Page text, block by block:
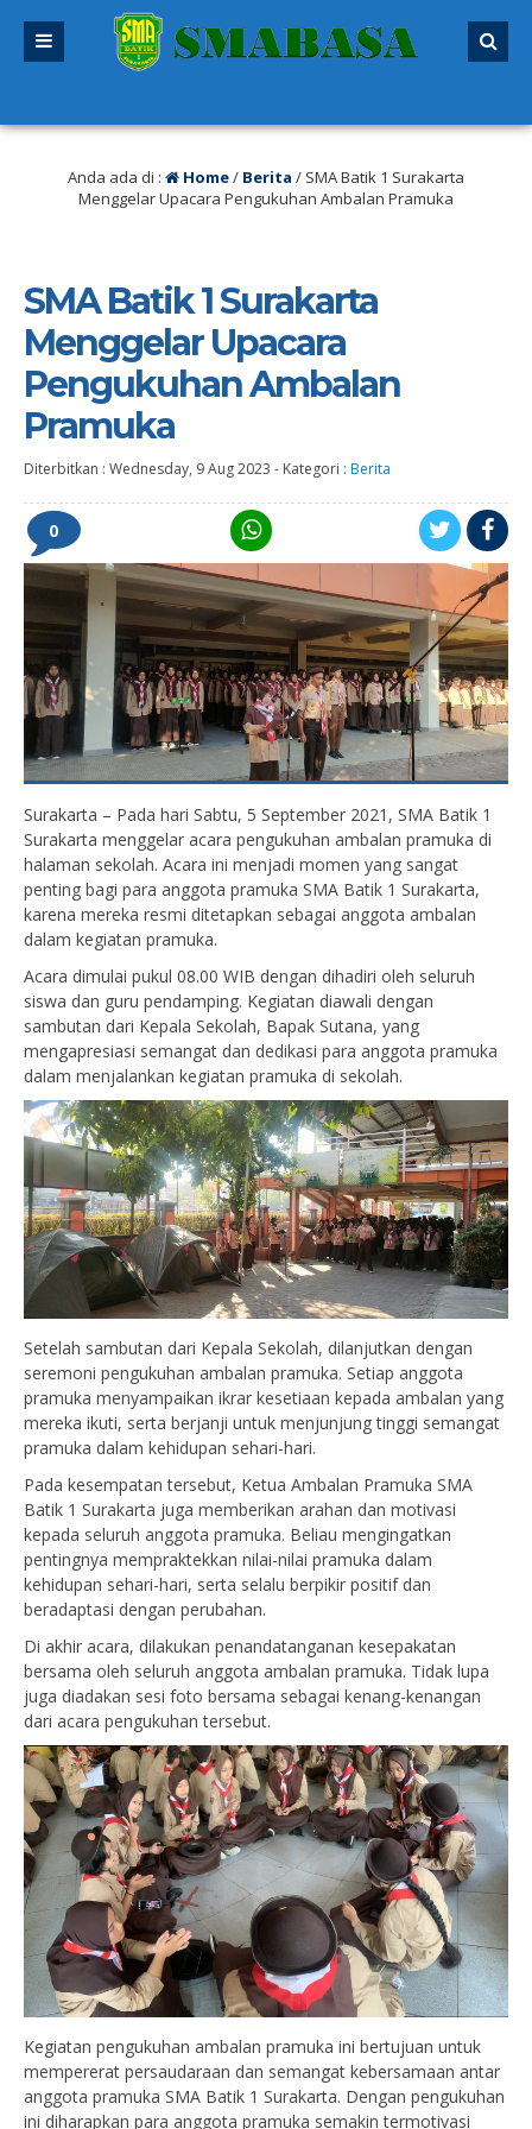
Anda ada di : Home/ Berita / SMA Batik 1 Surakarta
Menggelar Upacara Pengukuhan Ambalan Pramuka
SMA Batik 1 Surakarta
Menggelar Upacara
Pengukuhan Ambalan
Pramuka
Diterbitkan : Wednesday, 9 Aug 2023 - Kategori : Berita
0
Surakarta – Pada hari Sabtu, 5 September 2021, SMA Batik 1
Surakarta menggelar acara pengukuhan ambalan pramuka di
halaman sekolah. Acara ini menjadi momen yang sangat
penting bagi para anggota pramuka SMA Batik 1 Surakarta,
karena mereka resmi ditetapkan sebagai anggota ambalan
dalam kegiatan pramuka.
Acara dimulai pukul 08.00 WIB dengan dihadiri oleh seluruh
siswa dan guru pendamping. Kegiatan diawali dengan
sambutan dari Kepala Sekolah, Bapak Sutana, yang
mengapresiasi semangat dan dedikasi para anggota pramuka
dalam menjalankan kegiatan pramuka di sekolah.
Setelah sambutan dari Kepala Sekolah, dilanjutkan dengan
seremoni pengukuhan ambalan pramuka. Setiap anggota
pramuka menyampaikan ikrar kesetiaan kepada ambalan yang
mereka ikuti, serta berjanji untuk menjunjung tinggi semangat
pramuka dalam kehidupan sehari-hari.
Pada kesempatan tersebut, Ketua Ambalan Pramuka SMA
Batik 1 Surakarta juga memberikan arahan dan motivasi
kepada seluruh anggota pramuka. Beliau mengingatkan
pentingnya mempraktekkan nilai-nilai pramuka dalam
kehidupan sehari-hari, serta selalu berpikir positif dan
beradaptasi dengan perubahan.
Di akhir acara, dilakukan penandatanganan kesepakatan
bersama oleh seluruh anggota ambalan pramuka. Tidak lupa
juga diadakan sesi foto bersama sebagai kenang-kenangan
dari acara pengukuhan tersebut.
Kegiatan pengukuhan ambalan pramuka ini bertujuan untuk
mempererat persaudaraan dan semangat kebersamaan antar
anggota pramuka SMA Batik 1 Surakarta. Dengan pengukuhan
ini diharapkan para anggota pramuka semakin termotivasi